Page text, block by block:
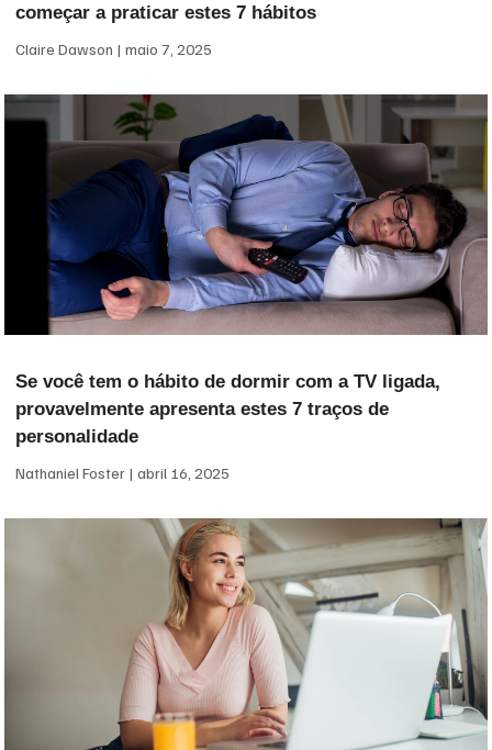
começar a praticar estes 7 hábitos
Claire Dawson maio 7, 2025
Se você tem o hábito de dormir com a TV ligada,
provavelmente apresenta estes 7 traços de
personalidade
Nathaniel Foster abril 16, 2025